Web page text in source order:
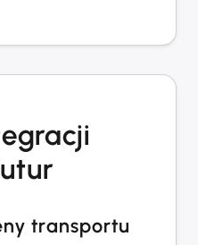
transportu